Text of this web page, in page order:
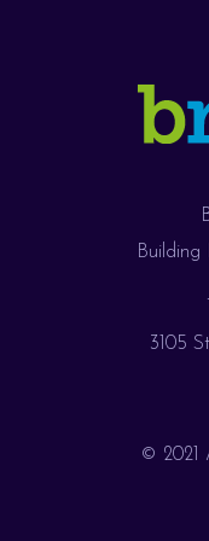
3105
© 2021